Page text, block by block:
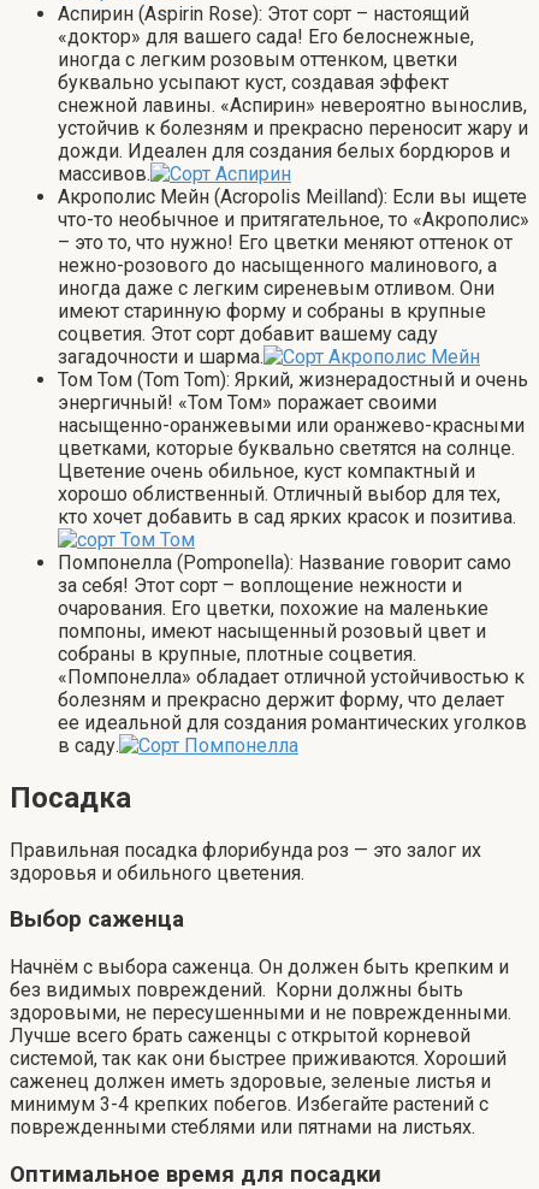
Аспирин (Aspirin Rose): Этот сорт – настоящий
«доктор» для вашего сада! Его белоснежные,
иногда с легким розовым оттенком, цветки
буквально усыпают куст, создавая эффект
снежной лавины. «Аспирин» невероятно вынослив,
устойчив к болезням и прекрасно переносит жару и
дожди. Идеален для создания белых бордюров и
массивов.
Акрополис Мейн (Acropolis Meilland): Если вы ищете
что-то необычное и притягательное, то «Акрополис»
– это то, что нужно! Его цветки меняют оттенок от
нежно-розового до насыщенного малинового, а
иногда даже с легким сиреневым отливом. Они
имеют старинную форму и собраны в крупные
соцветия. Этот сорт добавит вашему саду
загадочности и шарма.
Том Том (Tom Tom): Яркий, жизнерадостный и очень
энергичный! «Том Том» поражает своими
насыщенно-оранжевыми или оранжево-красными
цветками, которые буквально светятся на солнце.
Цветение очень обильное, куст компактный и
хорошо облиственный. Отличный выбор для тех,
кто хочет добавить в сад ярких красок и позитива.
Помпонелла (Pomponella): Название говорит само
за себя! Этот сорт – воплощение нежности и
очарования. Его цветки, похожие на маленькие
помпоны, имеют насыщенный розовый цвет и
собраны в крупные, плотные соцветия.
«Помпонелла» обладает отличной устойчивостью к
болезням и прекрасно держит форму, что делает
ее идеальной для создания романтических уголков
в саду.
Посадка
Правильная посадка флорибунда роз — это залог их
здоровья и обильного цветения.
Выбор саженца
Начнём с выбора саженца. Он должен быть крепким и
без видимых повреждений. Корни должны быть
здоровыми, не пересушенными и не поврежденными.
Лучше всего брать саженцы с открытой корневой
системой, так как они быстрее приживаются. Хороший
саженец должен иметь здоровые, зеленые листья и
минимум 3-4 крепких побегов. Избегайте растений с
поврежденными стеблями или пятнами на листьях.
Оптимальное время для посадки